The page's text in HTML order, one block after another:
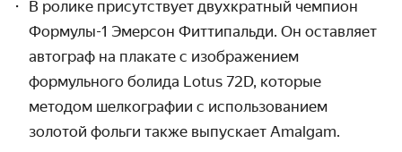
В ролике присутствует двухкратный чемпион
Формулы-1 Эмерсон Фиттипальди. Он оставляет
автограф на плакате с изображением
формульного болида Lotus 72D, которые
методом шелкографии с использованием
золотой фольги также выпускает Amalgam.